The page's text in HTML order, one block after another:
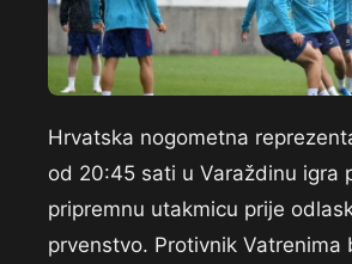
Hrvatska nogometna
od 20:45 sati u Varaždinu igra
pripremnu utakmicu prije
prvenstvo. Protivnik Vatrenima